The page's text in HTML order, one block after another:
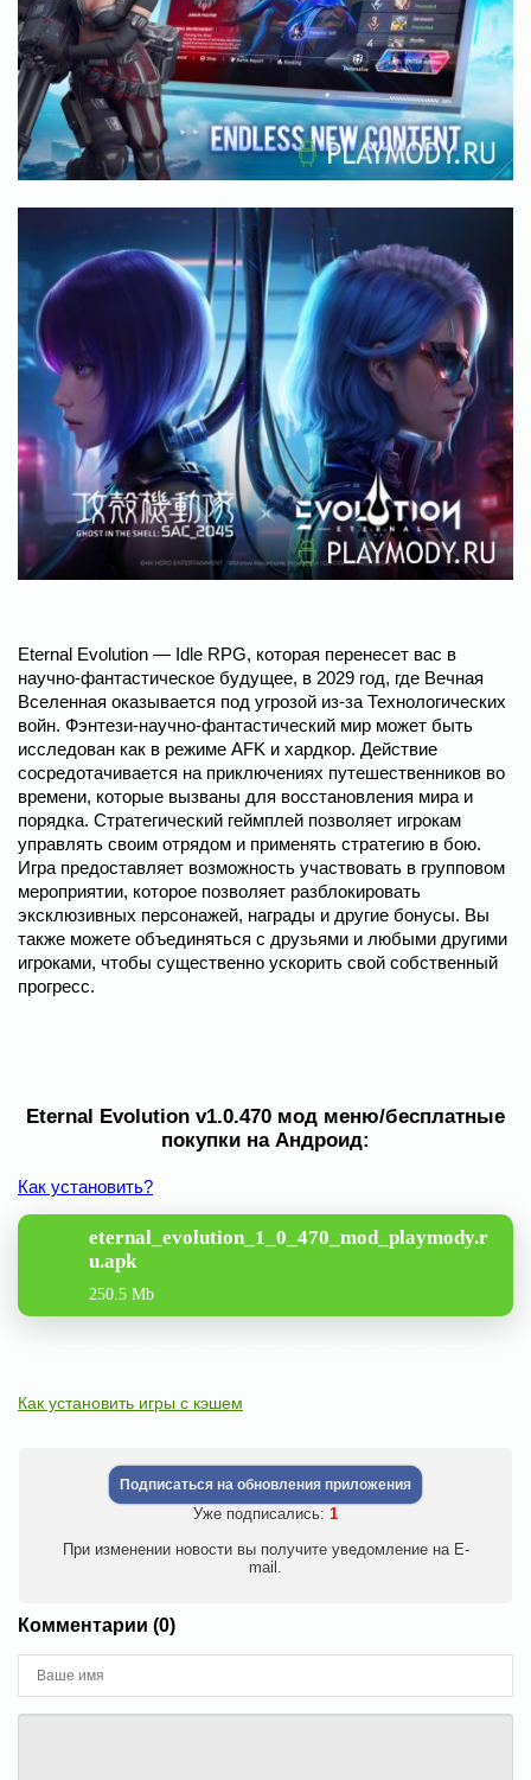
Eternal Evolution — Idle RPG, которая перенесет вас в
научно-фантастическое будущее, в 2029 год, где Вечная
Вселенная оказывается под угрозой из-за Технологических
войн. Фэнтези-научно-фантастический мир может быть
исследован как в режиме AFK и хардкор. Действие
сосредотачивается на приключениях путешественников во
времени, которые вызваны для восстановления мира и
порядка. Стратегический геймплей позволяет игрокам
управлять своим отрядом и применять стратегию в бою.
Игра предоставляет возможность участвовать в групповом
мероприятии, которое позволяет разблокировать
эксклюзивных персонажей, награды и другие бонусы. Вы
также можете объединяться с друзьями и любыми другими
игроками, чтобы существенно ускорить свой собственный
прогресс.
Eternal Evolution v1.0.470 мод меню/бесплатные
покупки на Андроид:
Как установить?
eternal_evolution_1_0_470_mod_playmody.r
u.apk
250.5 Mb
Как установить игры с кэшем
Подписаться на обновления приложения
Уже подписались: 1
При изменении новости вы получите уведомление на E-
mail.
Комментарии (0)